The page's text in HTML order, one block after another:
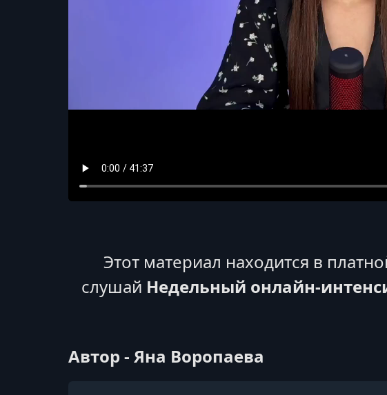
Этот материал находится в
слушай Недельный онлайн-
Автор - Яна Воропаева